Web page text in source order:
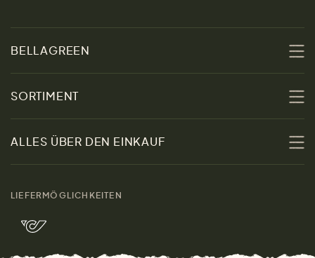
BELLAGREEN
Nachhaltigkeit
Kontakt
Marken
SORTIMENT
Damen
Herren
Wohnen
ALLES ÜBER DEN EINKAUF
LIEFERMÖGLICHKEITEN